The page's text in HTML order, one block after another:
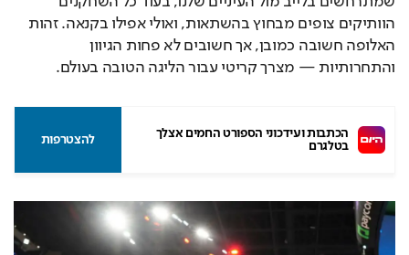
האלופה חשובה כמובן, אך חשובים לא פחות הגיוון
והתחרותיות — מצרך קריטי עבור הליגה הטובה בעולם.
בטלגרם
להצטרפות